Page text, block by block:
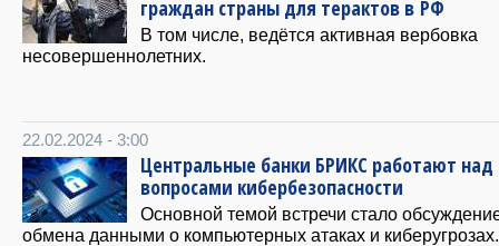
граждан страны для терактов в РФ
В том числе, ведётся активная вербовка
несовершеннoлетних.
22.02.2024 - 3:00
Центральные банки БРИКС работают над
вопросами кибербезопасности
Основной темой встречи стало
обмена данными о компьютерных атаках и киберугрозах.